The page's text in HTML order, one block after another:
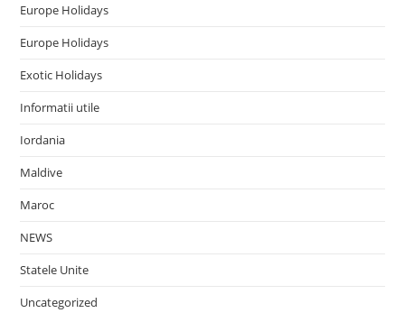
Europe Holidays
Europe Holidays
Exotic Holidays
Informatii utile
Iordania
Maldive
Maroc
NEWS
Statele Unite
Uncategorized